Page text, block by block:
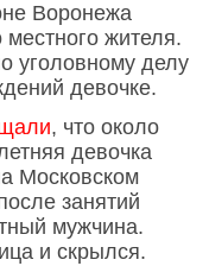
Воронежа
жителя.
уголовному делу
девочке.
, что около
девочка
Московском
занятий
мужчина.
и скрылся.